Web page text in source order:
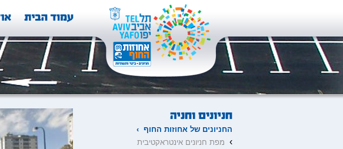
החניונים של אחוזות החוף ›
› מפת חניונים אינטראקטיבית